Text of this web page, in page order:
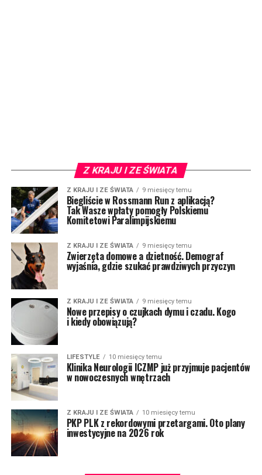
Z KRAJU I ZE ŚWIATA
Z KRAJU I ZE ŚWIATA 9 miesięcy temu
Biegliście w Rossmann Run z aplikacją?
Tak Wasze wpłaty pomogły Polskiemu
Komitetowi Paralimpijskiemu
Z KRAJU I ZE ŚWIATA 9 miesięcy temu
Zwierzęta domowe a dzietność. Demograf
wyjaśnia, gdzie szukać prawdziwych przyczyn
Z KRAJU I ZE ŚWIATA 9 miesięcy temu
Nowe przepisy o czujkach dymu i czadu. Kogo
i kiedy obowiązują?
LIFESTYLE 10 miesięcy temu
Klinika Neurologii ICZMP już przyjmuje pacjentów
w nowoczesnych wnętrzach
Z KRAJU I ZE ŚWIATA 10 miesięcy temu
PKP PLK z rekordowymi przetargami. Oto plany
inwestycyjne na 2026 rok